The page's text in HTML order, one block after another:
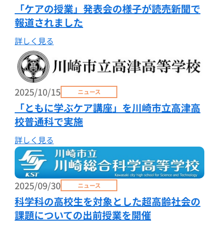
「ケアの授業」発表会の様子が読売新聞で
報道されました
詳しく見る
2025/10/15 ニュース
「ともに学ぶケア講座」を川崎市立高津高
校普通科で実施
詳しく見る
2025/09/30 ニュース
科学科の高校生を対象とした超高齢社会の
課題についての出前授業を開催